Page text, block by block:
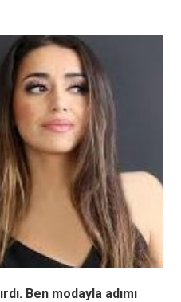
Ben modayla adımı